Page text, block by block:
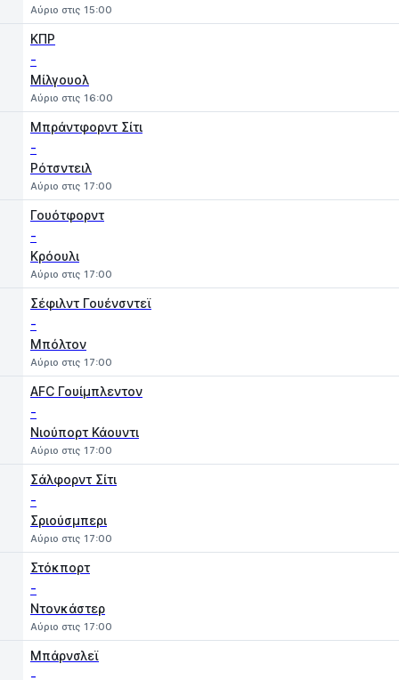
Αύριο στις 15:00
ΚΠΡ
-
Μίλγουολ
Αύριο στις 16:00
Μπράντφορντ Σίτι
-
Ρότσντειλ
Αύριο στις 17:00
Γουότφορντ
-
Κρόουλι
Αύριο στις 17:00
Σέφιλντ Γουένσντεϊ
-
Μπόλτον
Αύριο στις 17:00
AFC Γουίμπλεντον
-
Νιούπορτ Κάουντι
Αύριο στις 17:00
Σάλφορντ Σίτι
-
Σριούσμπερι
Αύριο στις 17:00
Στόκπορτ
-
Ντονκάστερ
Αύριο στις 17:00
Μπάρνσλεϊ
-